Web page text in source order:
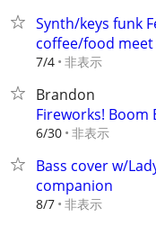
Synth/keys funk
coffee/food meet
7/4 非表示
Brandon
Fireworks! Boom
6/30 非表示
Bass cover w/
companion
8/7 非表示